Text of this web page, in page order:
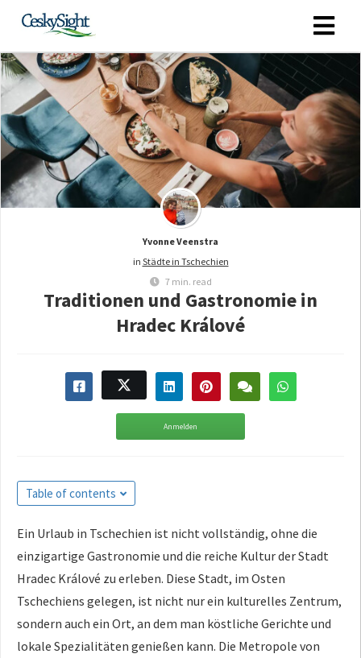
Yvonne Veenstra
in Städte in Tschechien
7 min. read
Traditionen und Gastronomie in
Hradec Králové
Anmelden
Table of contents
Ein Urlaub in Tschechien ist nicht vollständig, ohne die
einzigartige Gastronomie und die reiche Kultur der Stadt
Hradec Králové zu erleben. Diese Stadt, im Osten
Tschechiens gelegen, ist nicht nur ein kulturelles Zentrum,
sondern auch ein Ort, an dem man köstliche Gerichte und
lokale Spezialitäten genießen kann. Die Metropole von